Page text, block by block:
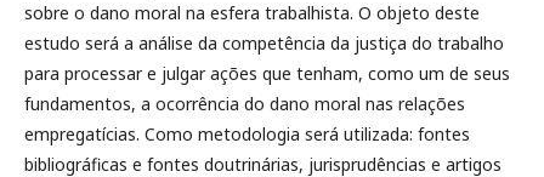
sobre o dano moral na esfera trabalhista. O objeto deste
estudo será a análise da competência da justiça do trabalho
para processar e julgar ações que tenham, como um de seus
fundamentos, a ocorrência do dano moral nas relações
empregatícias. Como metodologia será utilizada: fontes
bibliográficas e fontes doutrinárias, jurisprudências e artigos